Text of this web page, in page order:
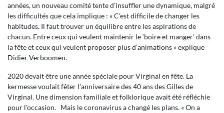
années, un nouveau comité tente d’insuffler une dynamique, malgré
les difficultés que cela implique : « C’est difficile de changer les
habitudes. Il faut trouver un équilibre entre les aspirations de
chacun. Entre ceux qui veulent maintenir le ‘boire et manger’ dans
la fête et ceux qui veulent proposer plus d’animations » explique
Didier Verboomen.
2020 devait être une année spéciale pour Virginal en fête. La
kermesse voulait fêter l’anniversaire des 40 ans des Gilles de
Virginal. Une dimension familiale et folklorique avait été réfléchie
pour l’occasion. Mais le coronavirus a changé les plans. « On a